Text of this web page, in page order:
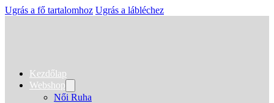
Ugrás a fő tartalomhoz Ugrás a lábléchez
Kezdőlap
Webshop
Női Ruha